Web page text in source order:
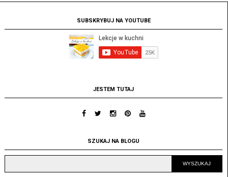
SUBSKRYBUJ NA YOUTUBE
JESTEM TUTAJ
SZUKAJ NA BLOGU